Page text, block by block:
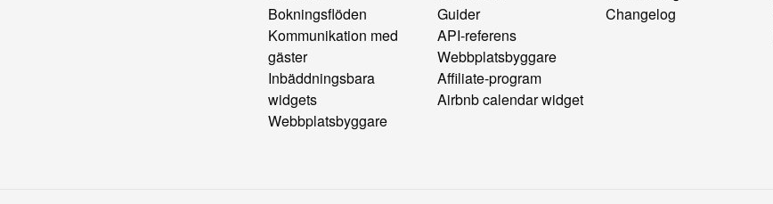
Bokningsflöden
Kommunikation med
gäster
Inbäddningsbara
widgets
Webbplatsbyggare
Guider
API-referens
Webbplatsbyggare
Affiliate-program
Airbnb calendar widget
Changelog